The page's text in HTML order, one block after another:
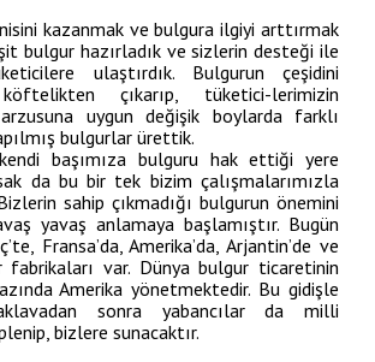
kazanmak ve bulgura ilgiyi arttırmak
bulgur hazırladık ve sizlerin desteği ile
ulaştırdık. Bulgurun çeşidini
çıkarıp, tüketici-lerimizin
uygun değişik boylarda farklı
bulgurlar ürettik.
başımıza bulguru hak ettiği yere
da bu bir tek bizim çalışmalarımızla
sahip çıkmadığı bulgurun önemini
yavaş anlamaya başlamıştır. Bugün
Fransa’da, Amerika’da, Arjantin’de ve
fabrikaları var. Dünya bulgur ticaretinin
Amerika yönetmektedir. Bu gidişle
sonra yabancılar da milli
bizlere sunacaktır.